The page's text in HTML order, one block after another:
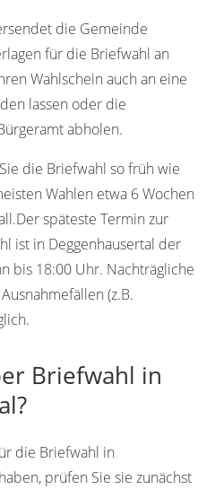
die Gemeinde
für die Briefwahl an
Wahlschein auch an eine
lassen oder die
abholen.
die Briefwahl so früh wie
Wahlen etwa 6 Wochen
späteste Termin zur
ist in Deggenhausertal der
bis 18:00 Uhr. Nachträgliche
(z.B.
Briefwahl in
die Briefwahl in
prüfen Sie sie zunächst